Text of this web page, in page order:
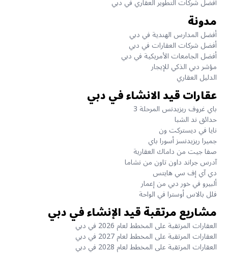
مدونة
أفضل المدارس الهندية في دبي
أفضل شركات العقارات في دبي
أفضل الجامعات الأمريكية في دبي
مؤشر دبي الذكي للإيجار
الدليل العقاري
عقارات قيد الانشاء في دبي
باي غروف ريزيدنس المرحلة 3
حدائق ند الشبا
نايا في ديستركت ون
جميرا ريزيدنسز أسورا باي
صفا جيت من داماك العقارية
آدرس جراند داون تاون من نشاما
دي آي إف سي هايتس
ألبيرو في خور دبي من إعمار
فلل بالاس أوسترا في الواحة
مشاريع مرتقبة قيد الإنشاء في دبي
العقارات المرتقبة على المخطط لعام 2026 في دبي
العقارات المرتقبة على المخطط لعام 2027 في دبي
العقارات المرتقبة على المخطط لعام 2028 في دبي